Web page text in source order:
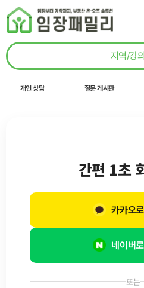
콘텐츠로
건너뛰기
개인 상담 질문 게시판
또는
간편 1초
네이버
카카오